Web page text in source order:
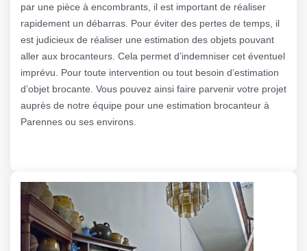
par une pièce à encombrants, il est important de réaliser
rapidement un débarras. Pour éviter des pertes de temps, il
est judicieux de réaliser une estimation des objets pouvant
aller aux brocanteurs. Cela permet d’indemniser cet éventuel
imprévu. Pour toute intervention ou tout besoin d’estimation
d’objet brocante. Vous pouvez ainsi faire parvenir votre projet
auprès de notre équipe pour une estimation brocanteur à
Parennes ou ses environs.